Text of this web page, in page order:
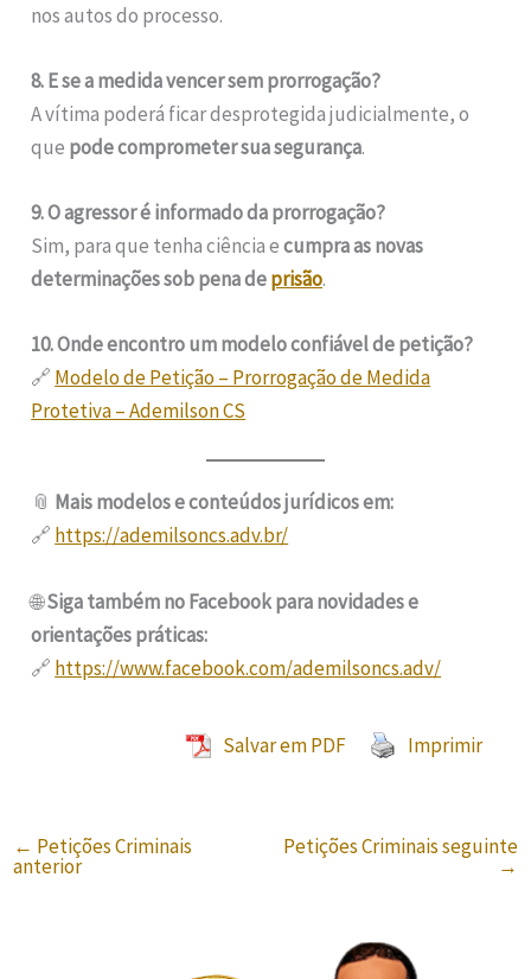
nos autos do processo.
8. E se a medida vencer sem prorrogação?
A vítima poderá ficar desprotegida judicialmente, o
que pode comprometer sua segurança.
9. O agressor é informado da prorrogação?
Sim, para que tenha ciência ecumpra as novas
determinações sob pena deprisão.
10. Onde encontro um modelo confiável de petição?
🔗 Modelo de Petição – Prorrogação de Medida
Protetiva – Ademilson CS
📎 Mais modelos e conteúdos jurídicos em:
🔗 https://ademilsoncs.adv.br/
🌐Siga também no Facebook para novidades e
orientações práticas:
🔗 https://www.facebook.com/ademilsoncs.adv/
Salvar em PDF Imprimir
← Petições Criminais
anterior
Petições Criminais seguinte
→